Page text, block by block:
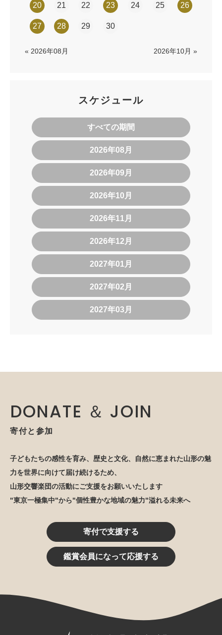
20 21 22 23 24 25 26
27 28 29 30
« 2026年08月 2026年10月 »
スケジュール
すべての期間
2026年08月
2026年09月
2026年10月
2026年11月
2026年12月
2027年01月
2027年02月
2027年03月
DONATE ＆ JOIN
寄付と参加
子どもたちの感性を育み、歴史と文化、自然に恵まれた山形の魅
力を世界に向けて届け続けるため、
山形交響楽団の活動にご支援をお願いいたします
"東京一極集中"から"個性豊かな地域の魅力"溢れる未来へ
寄付で支援する
鑑賞会員になって応援する